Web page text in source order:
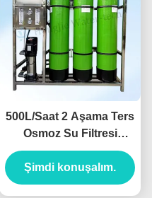
500L/Saat 2 Aşama Ters
Osmoz Su Filtresi
Makinesi RO İçme Su
Sistemi 380V
Şimdi konuşalım.